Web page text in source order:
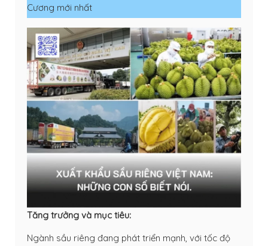
Cương mới nhất
Tăng trưởng và mục tiêu:
Ngành sầu riêng đang phát triển mạnh, với tốc độ